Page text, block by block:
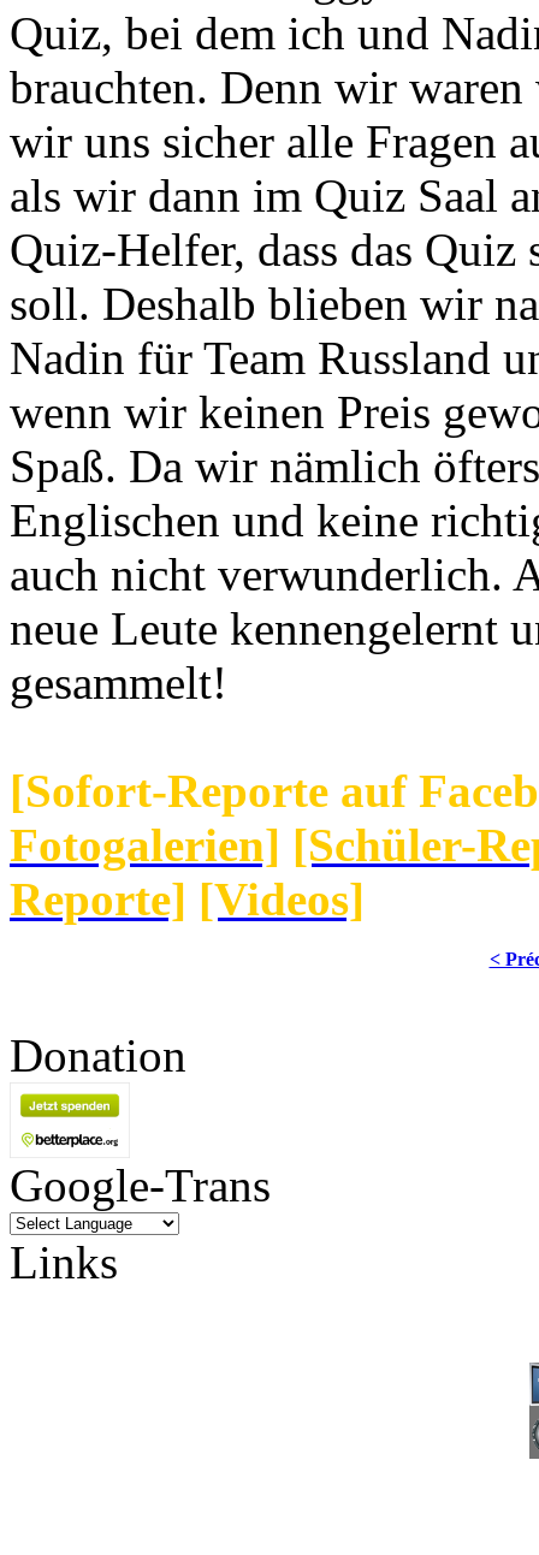
Quiz, bei dem ich und
brauchten. Denn wir
wir uns sicher alle Fragen
als wir dann im Quiz Saal
Quiz-Helfer, dass das Quiz
soll. Deshalb blieben wir
Nadin für Team Russland
wenn wir keinen Preis
Spaß. Da wir nämlich
Englischen und keine
auch nicht verwunderlich.
neue Leute kennengelernt
gesammelt!
[Sofort-Reporte auf
Fotogalerien] [Schüler-
Reporte] [Videos]
<
Donation
Google-Trans
Links